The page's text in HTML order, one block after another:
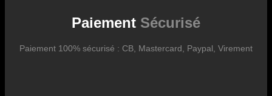
des fluctuations tarifaires des transporteurs internationaux.
Paiement Sécurisé
Paiement 100% sécurisé : CB, Mastercard, Paypal, Virement